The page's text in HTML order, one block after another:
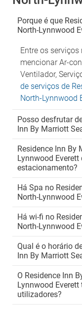
Porque é que
North-Lynnwood
Entre os
mencionar Ar-
Ventilador,
de serviços de
North-Lynnwood
Posso desfrutar
Inn By Marriott
Residence Inn By
Lynnwood
estacionamento?
Há Spa no
North-Lynnwood
Há wi-fi no
North-Lynnwood
Qual é o horário
Inn By Marriott
O Residence Inn
Lynnwood
utilizadores?